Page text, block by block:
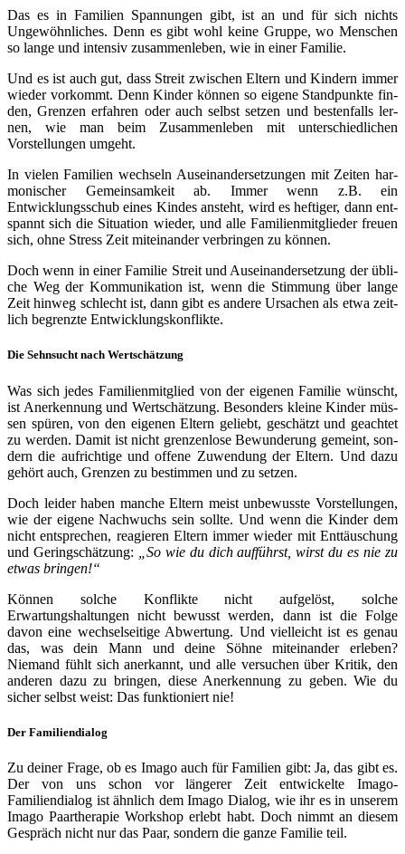
Das es in Familien Spannungen gibt, ist an und für sich nichts
Ungewöhnliches. Denn es gibt wohl kei­ne Gruppe, wo Menschen
so lan­ge und inten­siv zusam­men­le­ben, wie in einer Familie.
Und es ist auch gut, dass Streit zwi­schen Eltern und Kindern immer
wie­der vor­kommt. Denn Kinder kön­nen so eige­ne Standpunkte fin­
den, Grenzen erfah­ren oder auch selbst set­zen und bes­ten­falls ler­
nen, wie man beim Zusammenleben mit unter­schied­li­chen
Vorstellungen umgeht.
In vie­len Familien wech­seln Auseinandersetzungen mit Zeiten har­
mo­ni­scher Gemeinsamkeit ab. Immer wenn z.B. ein
Entwicklungsschub eines Kindes ansteht, wird es hef­ti­ger, dann ent­
spannt sich die Situation wie­der, und alle Familienmitglieder freu­en
sich, ohne Stress Zeit mit­ein­an­der ver­brin­gen zu können.
Doch wenn in einer Familie Streit und Auseinandersetzung der übli­
che Weg der Kommunikation ist, wenn die Stimmung über lan­ge
Zeit hin­weg schlecht ist, dann gibt es ande­re Ursachen als etwa zeit­
lich begrenz­te Entwicklungskonflikte.
Die Sehnsucht nach Wertschätzung
Was sich jedes Familienmitglied von der eige­nen Familie wünscht,
ist Anerkennung und Wertschätzung. Besonders klei­ne Kinder müs­
sen spü­ren, von den eige­nen Eltern geliebt, geschätzt und geach­tet
zu wer­den. Damit ist nicht gren­zen­lo­se Bewunderung gemeint, son­
dern die auf­rich­ti­ge und offe­ne Zuwendung der Eltern. Und dazu
gehört auch, Grenzen zu bestim­men und zu setzen.
Doch lei­der haben man­che Eltern meist unbe­wuss­te Vorstellungen,
wie der eige­ne Nachwuchs sein soll­te. Und wenn die Kinder dem
nicht ent­spre­chen, reagie­ren Eltern immer wie­der mit Enttäuschung
und Geringschätzung:
„So wie du dich auf­führst, wirst du es nie zu
etwas bringen!“
Können sol­che Konflikte nicht auf­ge­löst, sol­che
Erwartungshaltungen nicht bewusst wer­den, dann ist die Folge
davon eine wech­sel­sei­ti­ge Abwertung. Und viel­leicht ist es genau
das, was dein Mann und dei­ne Söhne mit­ein­an­der erle­ben?
Niemand fühlt sich aner­kannt, und alle ver­su­chen über Kritik, den
ande­ren dazu zu brin­gen, die­se Anerkennung zu geben. Wie du
sicher selbst weist: Das funk­tio­niert nie!
Der Familiendialog
Zu dei­ner Frage, ob es Imago auch für Familien gibt: Ja, das gibt es.
Der von uns schon vor län­ge­rer Zeit ent­wi­ckel­te Imago-
Familiendialog ist ähn­lich dem Imago Dialog, wie ihr es in unse­rem
Imago Paartherapie Workshop erlebt habt. Doch nimmt an die­sem
Gespräch nicht nur das Paar, son­dern die gan­ze Familie teil.